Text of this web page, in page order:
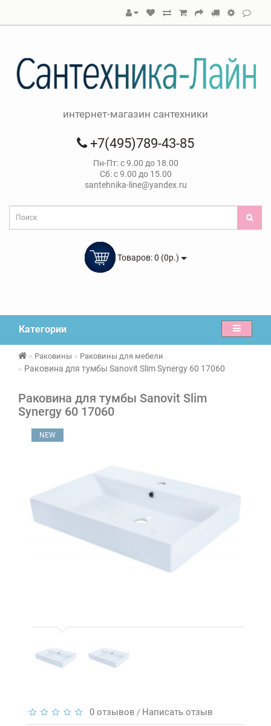
интернет-магазин сантехники
+7(495)789-43-85
Пн-Пт: с 9.00 до 18.00
Сб: с 9.00 до 15.00
santehnika-line@yandex.ru
Товаров: 0 (0р.)
Категории
Раковины Раковины для мебели
Раковина для тумбы Sanovit Slim Synergy 60 17060
Раковина для тумбы Sanovit Slim
Synergy 60 17060
NEW
0 отзывов / Написать отзыв